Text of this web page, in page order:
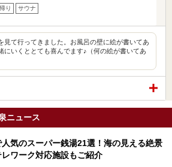
り サウナ
見て行ってきました。お風呂の壁に絵が書いてあ
にいくととても喜んでます♪（何の絵が書いてあ
ニュース
気のスーパー銭湯21選！海の見える絶景
レワーク対応施設もご紹介